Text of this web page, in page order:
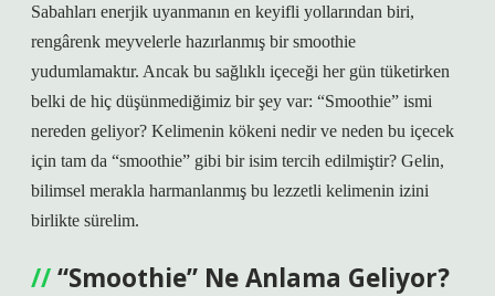
Sabahları enerjik uyanmanın en keyifli yollarından biri,
rengârenk meyvelerle hazırlanmış bir smoothie
yudumlamaktır. Ancak bu sağlıklı içeceği her gün tüketirken
belki de hiç düşünmediğimiz bir şey var: “Smoothie” ismi
nereden geliyor? Kelimenin kökeni nedir ve neden bu içecek
için tam da “smoothie” gibi bir isim tercih edilmiştir? Gelin,
bilimsel merakla harmanlanmış bu lezzetli kelimenin izini
birlikte sürelim.
“Smoothie” Ne Anlama Geliyor?